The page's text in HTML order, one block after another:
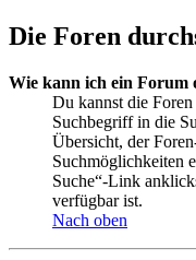
Die Foren
Wie kann ich ein Forum
Du kannst die
Suchbegriff in die
Übersicht, der
Suchmöglichkeiten
Suche“-Link
verfügbar ist.
Nach oben